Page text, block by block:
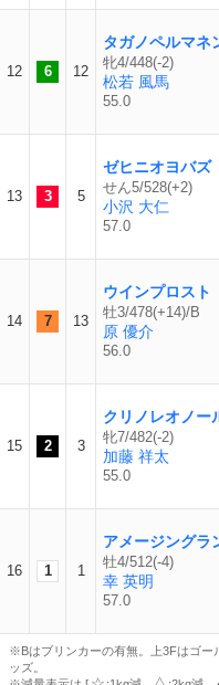
12 6 12
タガノペルマネ
牝4/448(-2)
松若 風馬
55.0
13 3 5
ゼヒニオヨバズ
せん5/528(+2)
小沢 大仁
57.0
14 7 13
ウインプロスト
牡3/478(+14)/B
原 優介
56.0
15 2 3
クリノレオノー
牝7/482(-2)
加藤 祥太
55.0
16 1 1
アメージングラ
牡4/512(-4)
幸 英明
57.0
※Bはブリンカーの有無。上3Fはゴー
ッズ。